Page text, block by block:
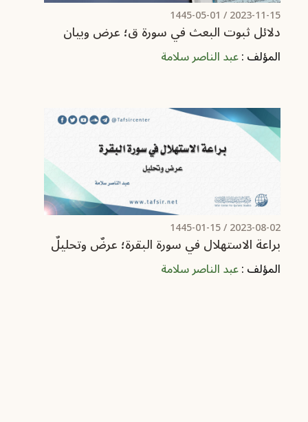
2023-11-15
/ 1445-05-01
دلائل ثبوت البعث في سورة ق؛ عرض وبيان
المؤلف :عبد الناصر سلامة
2023-08-02
/ 1445-01-15
براعة الاستهلال في سورة البقرة؛ عرضٌ وتحليلٌ
المؤلف :عبد الناصر سلامة